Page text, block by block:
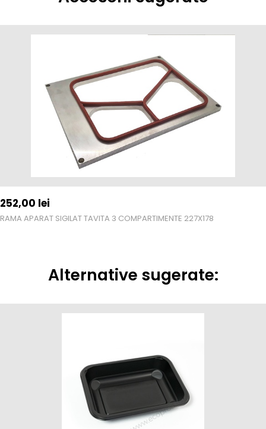
252,00 lei
RAMA APARAT SIGILAT TAVITA 3 COMPARTIMENTE 227X178
Alternative sugerate: